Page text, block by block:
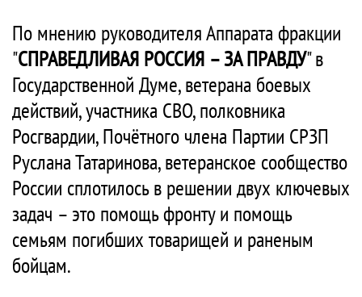
По мнению руководителя Аппарата фракции
"СПРАВЕДЛИВАЯ РОССИЯ – ЗА ПРАВДУ" в
Государственной Думе, ветерана боевых
действий, участника СВО, полковника
Росгвардии, Почётного члена Партии СРЗП
Руслана Татаринова, ветеранское сообщество
России сплотилось в решении двух ключевых
задач – это помощь фронту и помощь
семьям погибших товарищей и раненым
бойцам.